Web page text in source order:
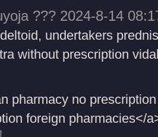
??? 2024-8-14
undertakers
without prescription
pharmacy no
foreign pharmacies</